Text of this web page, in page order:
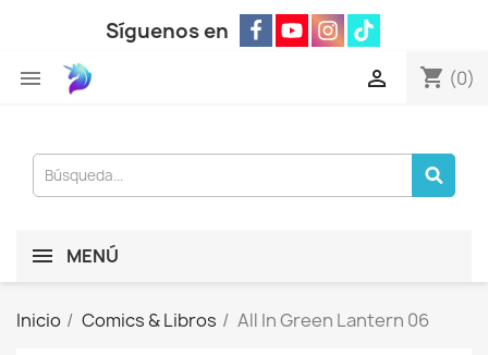
Síguenos en
 shopping_cart (0)

MENÚ
Inicio Comics & Libros All In Green Lantern 06